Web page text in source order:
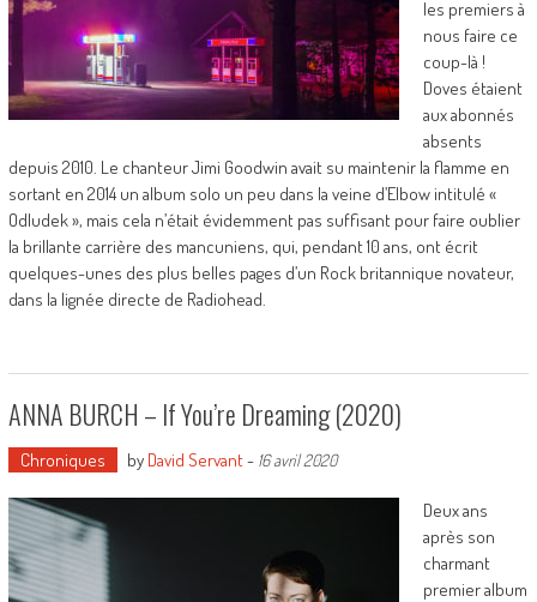
les premiers à
nous faire ce
coup-là !
Doves étaient
aux abonnés
absents
depuis 2010. Le chanteur Jimi Goodwin avait su maintenir la flamme en
sortant en 2014 un album solo un peu dans la veine d’Elbow intitulé «
Odludek », mais cela n’était évidemment pas suffisant pour faire oublier
la brillante carrière des mancuniens, qui, pendant 10 ans, ont écrit
quelques-unes des plus belles pages d’un Rock britannique novateur,
dans la lignée directe de Radiohead.
ANNA BURCH – If You’re Dreaming (2020)
Chroniques by David Servant- 16 avril 2020
Deux ans
après son
charmant
premier album